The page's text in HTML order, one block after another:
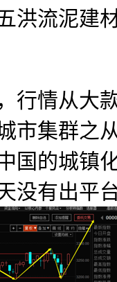
洪流泥建
情从大款
市集群之
国的城镇
没有出平